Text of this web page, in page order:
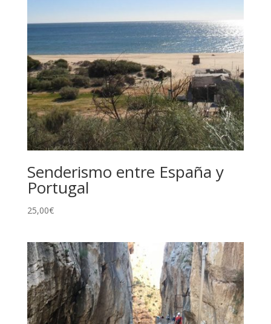
Senderismo entre España y
Portugal
25,00€